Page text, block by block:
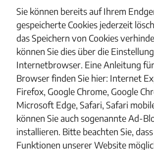
Sie können bereits auf Ihrem
gespeicherte Cookies jederzeit
das Speichern von Cookies
können Sie dies über die
Internetbrowser. Eine Anleitung
Browser finden Sie hier: Internet
Firefox, Google Chrome, Google
Microsoft Edge, Safari, Safari
können Sie auch sogenannte Ad-
installieren. Bitte beachten Sie,
Funktionen unserer Website